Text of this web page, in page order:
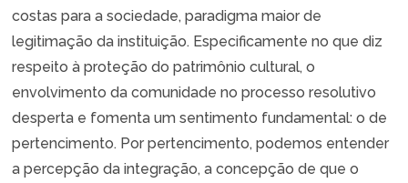
costas para a sociedade, paradigma maior de
legitimação da instituição. Especificamente no que diz
respeito à proteção do patrimônio cultural, o
envolvimento da comunidade no processo resolutivo
desperta e fomenta um sentimento fundamental: o de
pertencimento. Por pertencimento, podemos entender
a percepção da integração, a concepção de que o